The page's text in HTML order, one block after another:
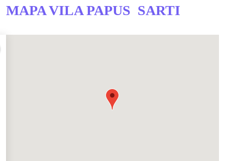
MAPA VILA PAPUS SARTI